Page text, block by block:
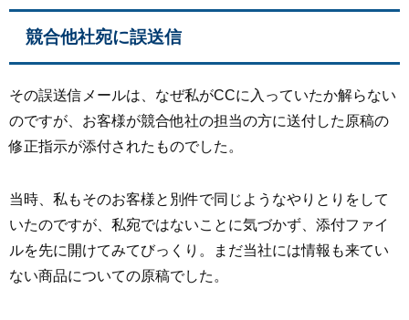
競合他社宛に誤送信
その誤送信メールは、なぜ私がCCに入っていたか解らない
のですが、お客様が競合他社の担当の方に送付した原稿の
修正指示が添付されたものでした。
当時、私もそのお客様と別件で同じようなやりとりをして
いたのですが、私宛ではないことに気づかず、添付ファイ
ルを先に開けてみてびっくり。まだ当社には情報も来てい
ない商品についての原稿でした。